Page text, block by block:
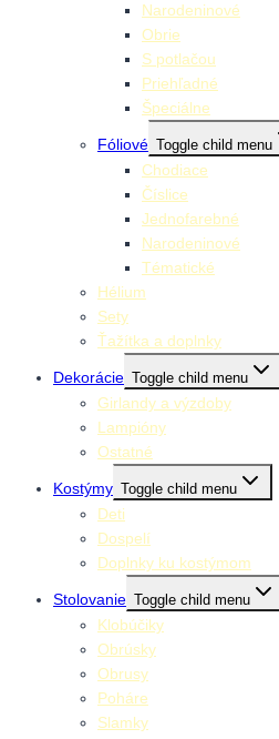
Narodeninové
Obrie
S potlačou
Priehľadné
Špeciálne
Fóliové Toggle child menu
Chodiace
Číslice
Jednofarebné
Narodeninové
Tématické
Hélium
Sety
Ťažítka a doplnky
Dekorácie Toggle child menu
Girlandy a výzdoby
Lampióny
Ostatné
Kostýmy Toggle child menu
Deti
Dospelí
Doplnky ku kostýmom
Stolovanie Toggle child menu
Klobúčiky
Obrúsky
Obrusy
Poháre
Slamky